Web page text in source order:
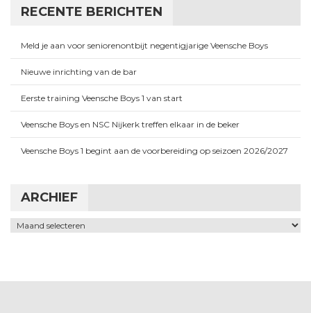
RECENTE BERICHTEN
Meld je aan voor seniorenontbijt negentigjarige Veensche Boys
Nieuwe inrichting van de bar
Eerste training Veensche Boys 1 van start
Veensche Boys en NSC Nijkerk treffen elkaar in de beker
Veensche Boys 1 begint aan de voorbereiding op seizoen 2026/2027
ARCHIEF
Archief